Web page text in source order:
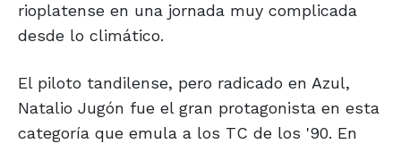
rioplatense en una jornada muy complicada
desde lo climático.
El piloto tandilense, pero radicado en Azul,
Natalio Jugón fue el gran protagonista en esta
categoría que emula a los TC de los '90. En